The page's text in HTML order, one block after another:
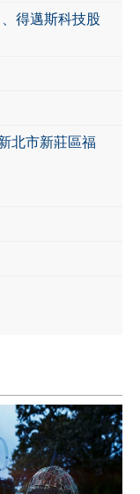
得邁斯科技股
北市新莊區福